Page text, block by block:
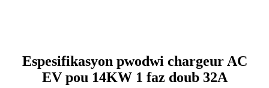
Espesifikasyon pwodwi chargeur AC
EV pou 14KW 1 faz doub 32A